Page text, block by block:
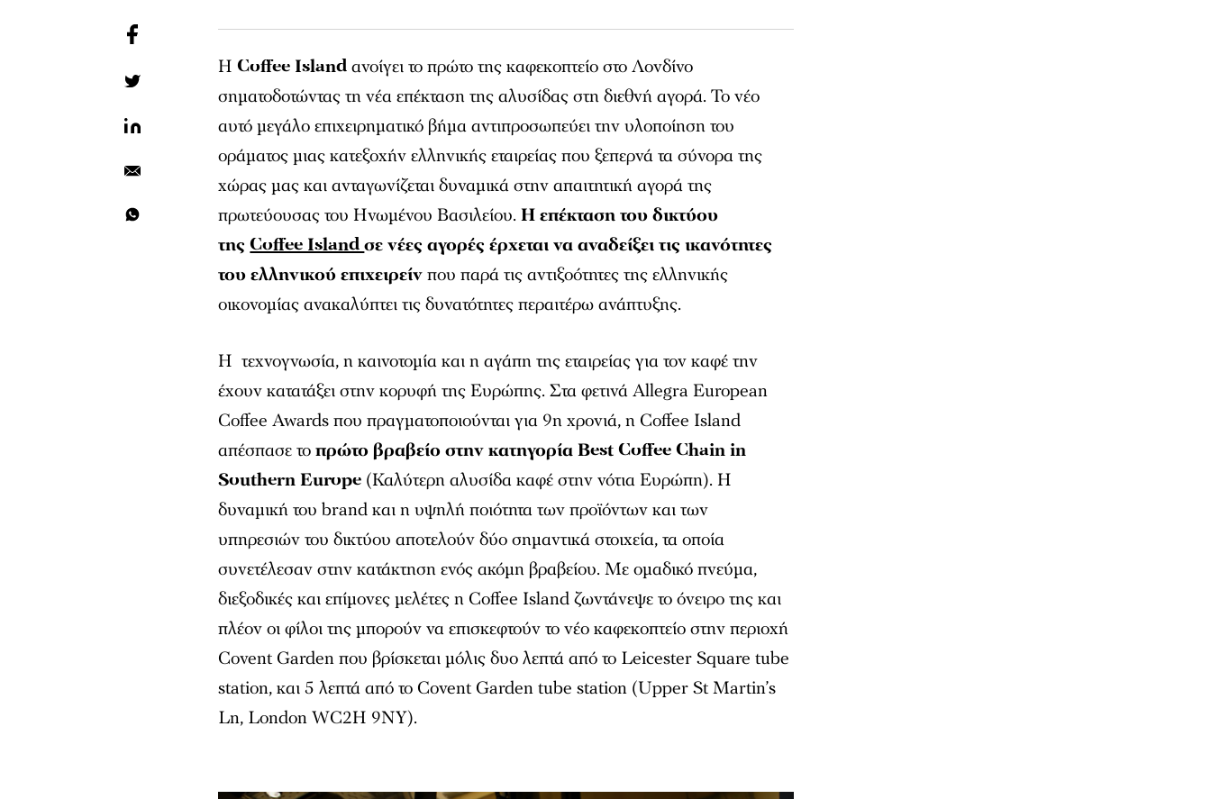
ΗCoffee Islandανοίγει το πρώτο της καφεκοπτείο στο Λονδίνο
σηματοδοτώντας τη νέα επέκταση της αλυσίδας στη διεθνή αγορά. Το νέο
αυτό μεγάλο επιχειρηματικό βήμα αντιπροσωπεύει την υλοποίηση του
οράματος μιας κατεξοχήν ελληνικής εταιρείας που ξεπερνά τα σύνορα της
χώρας μας και ανταγωνίζεται δυναμικά στην απαιτητική αγορά της
πρωτεύουσας του Ηνωμένου Βασιλείου.Η επέκταση του δικτύου
τηςCoffee Islandσε νέες αγορές έρχεται να αναδείξει τις ικανότητες
του ελληνικού επιχειρείνπου παρά τις αντιξοότητες της ελληνικής
οικονομίας ανακαλύπτει τις δυνατότητες περαιτέρω ανάπτυξης.
Η τεχνογνωσία, η καινοτομία και η αγάπη της εταιρείας για τον καφέ την
έχουν κατατάξει στην κορυφή της Ευρώπης. Στα φετινά Allegra European
Coffee Awards που πραγματοποιούνται για 9η χρονιά, η Coffee Island
απέσπασε τοπρώτο βραβείο στην κατηγορία Best Coffee Chain in
Southern Europe (Καλύτερη αλυσίδα καφέ στην νότια Ευρώπη). H
δυναμική του brand και η υψηλή ποιότητα των προϊόντων και των
υπηρεσιών του δικτύου αποτελούν δύο σημαντικά στοιχεία, τα οποία
συνετέλεσαν στην κατάκτηση ενός ακόμη βραβείου. Με ομαδικό πνεύμα,
διεξοδικές και επίμονες μελέτες η Coffee Island ζωντάνεψε το όνειρο της και
πλέον οι φίλοι της μπορούν να επισκεφτούν το νέο καφεκοπτείο στην περιοχή
Covent Garden που βρίσκεται μόλις δυο λεπτά από το Leicester Square tube
station, και 5 λεπτά από το Covent Garden tube station (Upper St Martin’s
Ln, London WC2H 9NY).